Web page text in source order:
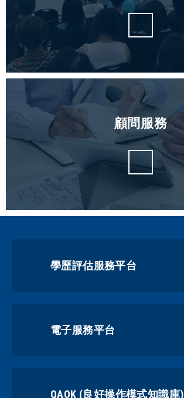
顧問服務
學歷評估服務平台
電子服務平台
QAOK (良好操作模式知識庫)